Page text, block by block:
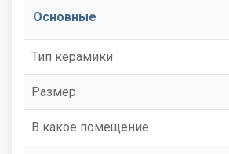
Основные
Тип керамики
Размер
В какое помещение